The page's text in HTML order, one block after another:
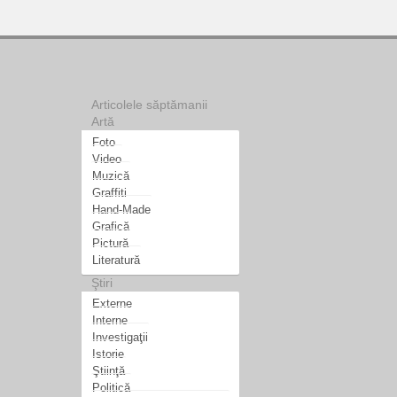
Articolele săptămanii
Artă
Foto
Video
Muzică
Graffiti
Hand-Made
Grafică
Pictură
Literatură
Ştiri
Externe
Interne
Investigaţii
Istorie
Ştiinţă
Politică